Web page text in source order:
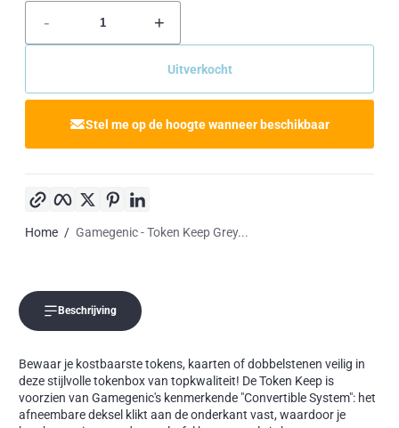
- +
Uitverkocht
Stel me op de hoogte wanneer beschikbaar
FacebookTwitterPinterest
Home Gamegenic - Token Keep Grey...
Beschrijving
Bewaar je kostbaarste tokens, kaarten of dobbelstenen veilig in
deze stijlvolle tokenbox van topkwaliteit! De Token Keep is
voorzien van Gamegenic's kenmerkende "Convertible System": het
afneembare deksel klikt aan de onderkant vast, waardoor je